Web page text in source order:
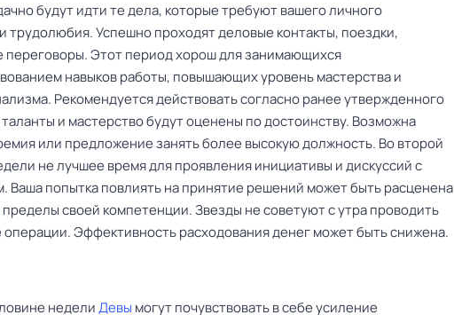
будут идти те дела, которые требуют вашего личного
трудолюбия. Успешно проходят деловые контакты, поездки,
Этот период хорош для занимающихся
навыков работы, повышающих уровень мастерства и
Рекомендуется действовать согласно ранее утвержденного
и мастерство будут оценены по достоинству. Возможна
или предложение занять более высокую должность. Во второй
не лучшее время для проявления инициативы и дискуссий с
Ваша попытка повлиять на принятие решений может быть расценена
пределы своей компетенции. Звезды не советуют с утра проводить
Эффективность расходования денег может быть снижена.
неделиДевы могут почувствовать в себе усиление